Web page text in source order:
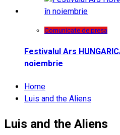
Comunicate de presa
Festivalul Ars
noiembrie
Home
Luis and the Aliens
Luis and the Aliens